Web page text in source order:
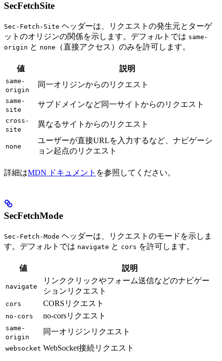
SecFetchSite
Sec-Fetch-Site ヘッダーは、リクエストの発生元とターゲ
ットのオリジンの関係を示します。デフォルトでは same-
origin と none （直接アクセス）のみを許可します。
値 説明
same-
origin
同一オリジンからのリクエスト
same-
site
サブドメインなど同一サイトからのリクエスト
cross-
site
異なるサイトからのリクエスト
none
ユーザーが直接URLを入力するなど、ナビゲーシ
ョン起点のリクエスト
詳細はMDN ドキュメント を参照してください。
SecFetchMode
Sec-Fetch-Mode ヘッダーは、リクエストのモードを示しま
す。デフォルトでは navigate と cors を許可します。
値 説明
navigate
リンククリックやフォーム送信などのナビゲー
ションリクエスト
cors CORSリクエスト
no-cors no-corsリクエスト
same-
origin
同一オリジンリクエスト
websocket WebSocket接続リクエスト